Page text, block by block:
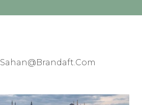
Sahan@brandaft.com